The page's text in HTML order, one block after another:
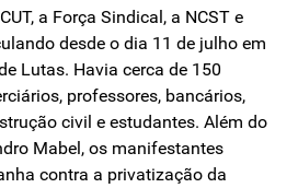
a Força Sindical, a NCST e
desde o dia 11 de julho em
Lutas. Havia cerca de 150
professores, bancários,
civil e estudantes. Além do
Mabel, os manifestantes
contra a privatização da